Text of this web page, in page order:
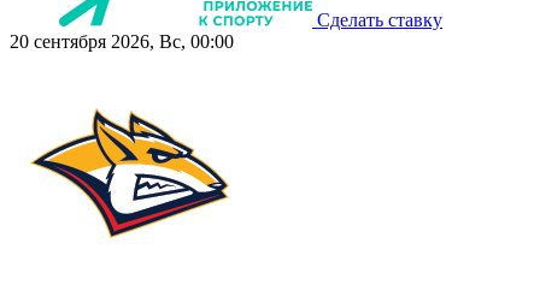
Сделать ставку
20 сентября 2026, Вс, 00:00